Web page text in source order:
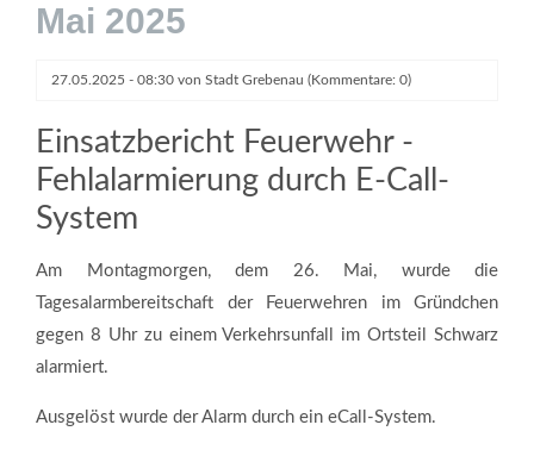
Mai 2025
27.05.2025 - 08:30 von Stadt Grebenau (Kommentare: 0)
Einsatzbericht Feuerwehr -
Fehlalarmierung durch E-Call-
System
Am Montagmorgen, dem 26. Mai, wurde die
Tagesalarmbereitschaft der Feuerwehren im Gründchen
gegen 8 Uhr zu einem Verkehrsunfall im Ortsteil Schwarz
alarmiert.
Ausgelöst wurde der Alarm durch ein eCall-System.